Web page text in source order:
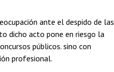
ante el despido de las
dicho acto pone en riesgo la
públicos. sino con
profesional.